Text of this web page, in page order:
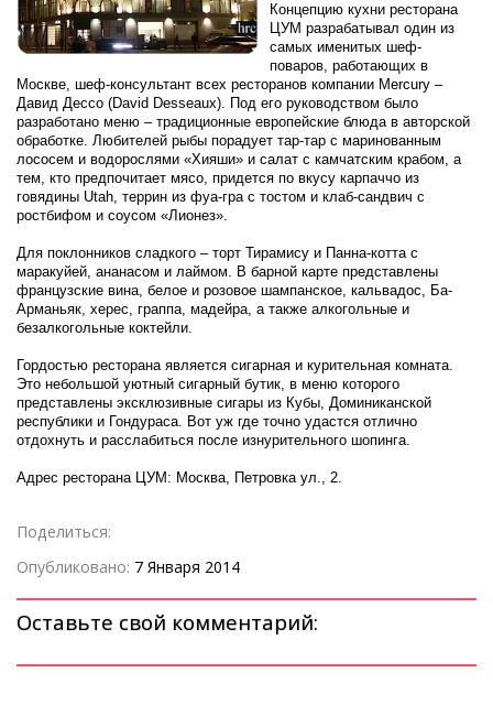
Концепцию кухни ресторана
ЦУМ разрабатывал один из
самых именитых шеф-
поваров, работающих в
Москве, шеф-консультант всех ресторанов компании Mercury –
Давид Дессо (David Desseaux). Под его руководством было
разработано меню – традиционные европейские блюда в авторской
обработке. Любителей рыбы порадует тар-тар с маринованным
лососем и водорослями «Хияши» и салат с камчатским крабом, а
тем, кто предпочитает мясо, придется по вкусу карпаччо из
говядины Utah, террин из фуа-гра с тостом и клаб-сандвич с
ростбифом и соусом «Лионез».
Для поклонников сладкого – торт Тирамису и Панна-котта с
маракуйей, ананасом и лаймом. В барной карте представлены
французские вина, белое и розовое шампанское, кальвадос, Ба-
Арманьяк, херес, граппа, мадейра, а также алкогольные и
безалкогольные коктейли.
Гордостью ресторана является сигарная и курительная комната.
Это небольшой уютный сигарный бутик, в меню которого
представлены эксклюзивные сигары из Кубы, Доминиканской
республики и Гондураса. Вот уж где точно удастся отлично
отдохнуть и расслабиться после изнурительного шопинга.
Адрес ресторана ЦУМ: Москва, Петровка ул., 2.
Поделиться:
Опубликовано: 7 Января 2014
Оставьте свой комментарий: